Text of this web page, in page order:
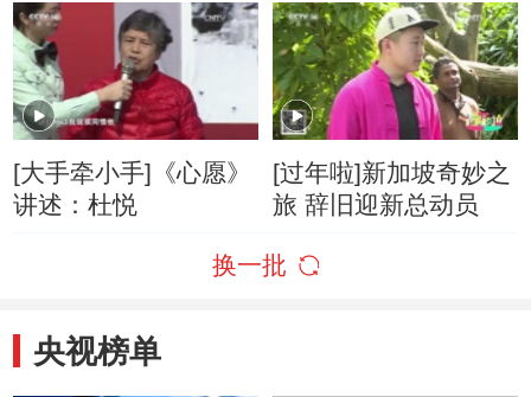
[大手牵小手]《心愿》
讲述：杜悦
[过年啦]新加坡奇妙之
旅 辞旧迎新总动员
换一批
央视榜单